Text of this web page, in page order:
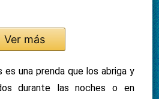
Ver más
es una prenda que los abriga y
durante las noches o en